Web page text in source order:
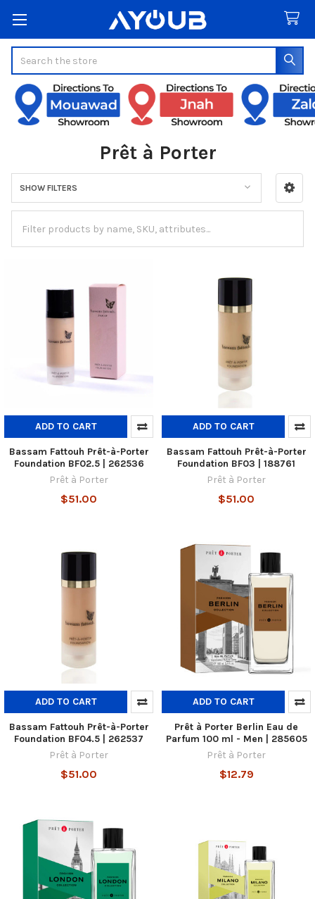
Prêt à Porter
Sidebar
SHOW FILTERS
ADD TO CART
Bassam Fattouh Prêt-à-Porter
Foundation BF02.5 | 262536
Prêt à Porter
$51.00
ADD TO CART
Bassam Fattouh Prêt-à-Porter
Foundation BF03 | 188761
Prêt à Porter
$51.00
ADD TO CART
Bassam Fattouh Prêt-à-Porter
Foundation BF04.5 | 262537
Prêt à Porter
$51.00
ADD TO CART
Prêt à Porter Berlin Eau de
Parfum 100 ml - Men | 285605
Prêt à Porter
$12.79